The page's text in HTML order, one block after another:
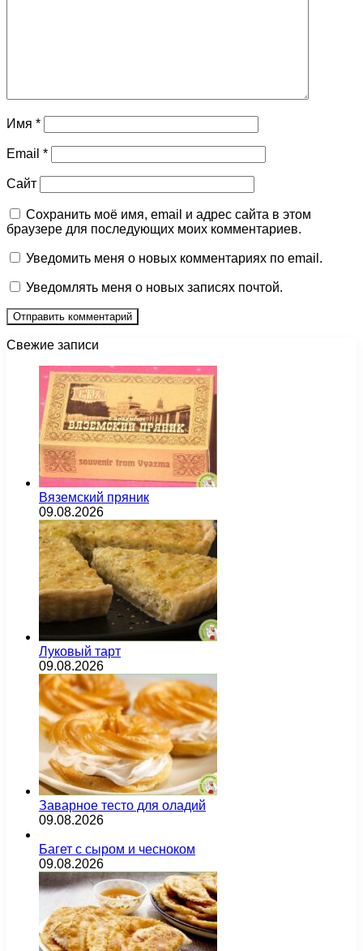
Имя *
Email *
Сайт
Сохранить моё имя, email и адрес сайта в этом
браузере для последующих моих комментариев.
Уведомить меня о новых комментариях по email.
Уведомлять меня о новых записях почтой.
Свежие записи
Вяземский пряник
09.08.2026
Луковый тарт
09.08.2026
Заварное тесто для оладий
09.08.2026
Багет с сыром и чесноком
09.08.2026